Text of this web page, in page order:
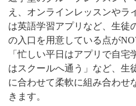
え、オンラインレッスンやラ
は英語学習アプリなど、生徒
の入口を用意している点が
「忙しい平日はアプリで自
はスクールへ通う」など、生
に合わせて柔軟に組み合わせ
きます。